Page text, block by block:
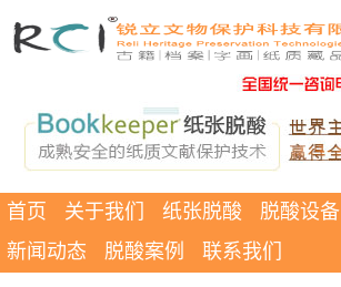
首页 关于我们 纸张脱酸 脱酸设备
新闻动态
脱酸案例 联系我们